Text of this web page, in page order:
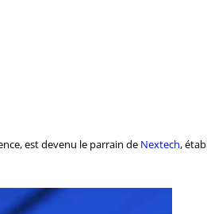
est devenu le parrain de Nextech,